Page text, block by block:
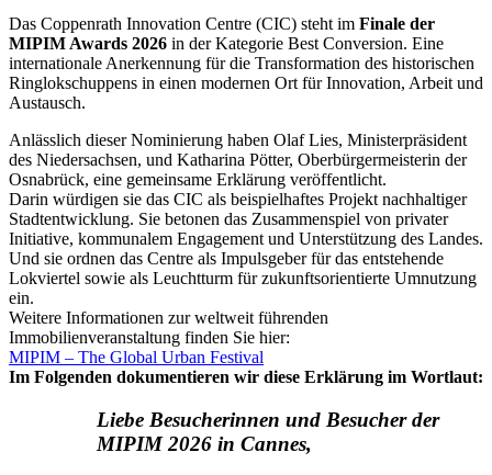
Das Coppenrath Innovation Centre (CIC) steht im Finale der
MIPIM Awards 2026 in der Kategorie Best Conversion. Eine
internationale Anerkennung für die Transformation des historischen
Ringlokschuppens in einen modernen Ort für Innovation, Arbeit und
Austausch.
Anlässlich dieser Nominierung haben Olaf Lies, Ministerpräsident
des Niedersachsen, und Katharina Pötter, Oberbürgermeisterin der
Osnabrück, eine gemeinsame Erklärung veröffentlicht.
Darin würdigen sie das CIC als beispielhaftes Projekt nachhaltiger
Stadtentwicklung. Sie betonen das Zusammenspiel von privater
Initiative, kommunalem Engagement und Unterstützung des Landes.
Und sie ordnen das Centre als Impulsgeber für das entstehende
Lokviertel sowie als Leuchtturm für zukunftsorientierte Umnutzung
ein.
Weitere Informationen zur weltweit führenden
Immobilienveranstaltung finden Sie hier:
MIPIM – The Global Urban Festival
Im Folgenden dokumentieren wir diese Erklärung im Wortlaut:
Liebe Besucherinnen und Besucher der
MIPIM 2026 in Cannes,